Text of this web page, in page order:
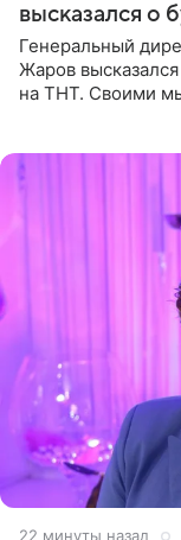
высказался о
Генеральный
Жаров
на ТНТ. Своими
22 минуты назад